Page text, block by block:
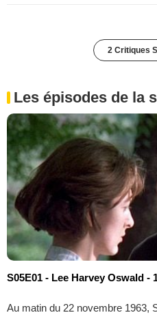
2 Critiques
Les épisodes de la
S05E01 - Lee Harvey Oswald -
Au matin du 22 novembre 1963,